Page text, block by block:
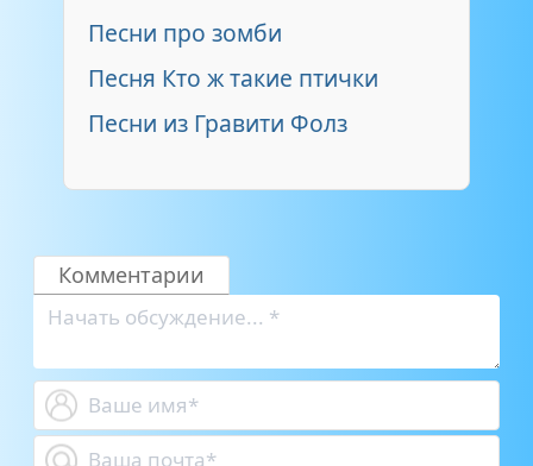
Песни про зомби
Песня Кто ж такие птички
Песни из Гравити Фолз
Комментарии